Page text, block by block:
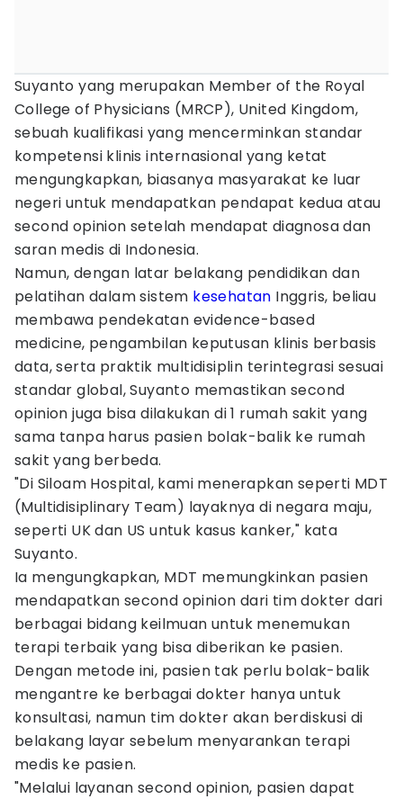
Suyanto yang merupakan Member of the Royal
College of Physicians (MRCP), United Kingdom,
sebuah kualifikasi yang mencerminkan standar
kompetensi klinis internasional yang ketat
mengungkapkan, biasanya masyarakat ke luar
negeri untuk mendapatkan pendapat kedua atau
second opinion setelah mendapat diagnosa dan
saran medis di Indonesia.
Namun, dengan latar belakang pendidikan dan
pelatihan dalam sistem kesehatan Inggris, beliau
membawa pendekatan evidence-based
medicine, pengambilan keputusan klinis berbasis
data, serta praktik multidisiplin terintegrasi sesuai
standar global, Suyanto memastikan second
opinion juga bisa dilakukan di 1 rumah sakit yang
sama tanpa harus pasien bolak-balik ke rumah
sakit yang berbeda.
"Di Siloam Hospital, kami menerapkan seperti MDT
(Multidisiplinary Team) layaknya di negara maju,
seperti UK dan US untuk kasus kanker," kata
Suyanto.
Ia mengungkapkan, MDT memungkinkan pasien
mendapatkan second opinion dari tim dokter dari
berbagai bidang keilmuan untuk menemukan
terapi terbaik yang bisa diberikan ke pasien.
Dengan metode ini, pasien tak perlu bolak-balik
mengantre ke berbagai dokter hanya untuk
konsultasi, namun tim dokter akan berdiskusi di
belakang layar sebelum menyarankan terapi
medis ke pasien.
"Melalui layanan second opinion, pasien dapat